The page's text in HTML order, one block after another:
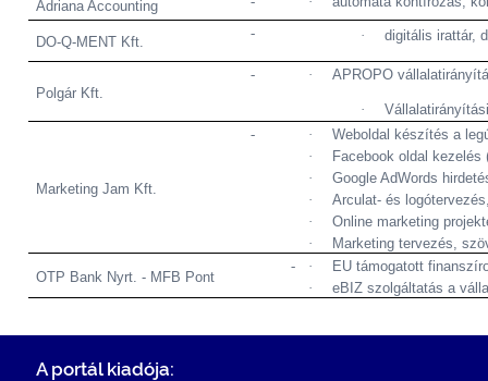
Adriana Accounting
DO-Q-MENT Kft.
- · digitális irattár,
Polgár Kft.
- · APROPO
·
Marketing Jam Kft.
- ·
Weboldal készítés a
·
Facebook oldal
·
Google AdWords
·
Arculat- és
·
Online marketing
·
Marketing tervezés,
OTP Bank Nyrt. - MFB Pont
- ·
EU támogatott
·
eBIZ szolgáltatás a
A portál kiadója: